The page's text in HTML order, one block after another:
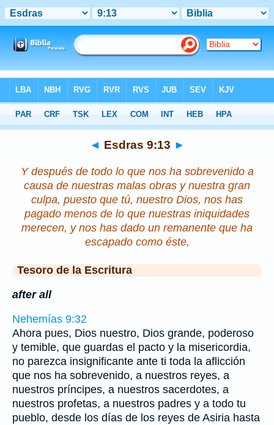
>Esdras> Capítulo 9> Verso 13
◄ Esdras 9:13 ►
Y después de todo lo que nos ha sobrevenido a
causa de nuestras malas obras y nuestra gran
culpa, puesto que tú, nuestro Dios, nos has
pagado menos de lo que nuestras iniquidades
merecen, y nos has dado un remanente que ha
escapado como éste,
Tesoro de la Escritura
after all
Nehemías 9:32
Ahora pues, Dios nuestro, Dios grande, poderoso
y temible, que guardas el pacto y la misericordia,
no parezca insignificante ante ti toda la aflicción
que nos ha sobrevenido, a nuestros reyes, a
nuestros príncipes, a nuestros sacerdotes, a
nuestros profetas, a nuestros padres y a todo tu
pueblo, desde los días de los reyes de Asiria hasta